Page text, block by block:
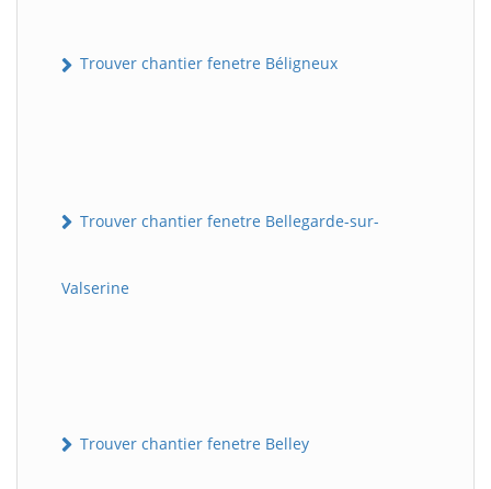
Trouver chantier fenetre Béligneux
Trouver chantier fenetre Bellegarde-sur-
Valserine
Trouver chantier fenetre Belley